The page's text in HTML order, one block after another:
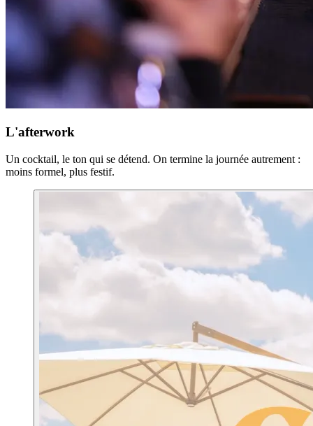
L'afterwork
Un cocktail, le ton qui se détend. On termine la journée autrement :
moins formel, plus festif.